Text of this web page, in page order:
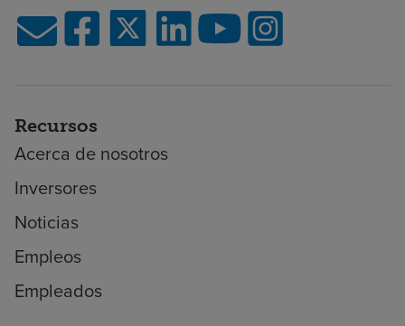
Recursos
Acerca de nosotros
Inversores
Noticias
Empleos
Empleados